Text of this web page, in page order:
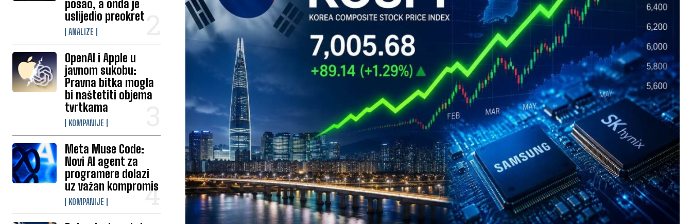
posao, a onda je
uslijedio preokret
ANALIZE
OpenAI i Apple u
javnom sukobu:
Pravna bitka mogla
bi naštetiti objema
tvrtkama
KOMPANIJE
Meta Muse Code:
Novi AI agent za
programere dolazi
uz važan kompromis
KOMPANIJE